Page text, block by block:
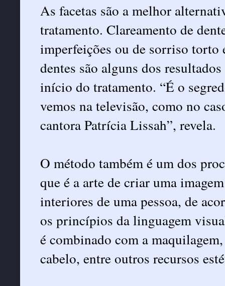
As facetas são a melhor
tratamento. Clareamento de
imperfeições ou de sorriso torto
dentes são alguns dos
início do tratamento. “É o
vemos na televisão, como no
cantora Patrícia Lissah”, revela.
O método também é um dos
que é a arte de criar uma
interiores de uma pessoa, de
os princípios da linguagem
é combinado com a
cabelo, entre outros recursos